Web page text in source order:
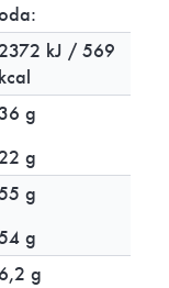
:
kJ / 569
kcal
g
g
g
g
6,2 g